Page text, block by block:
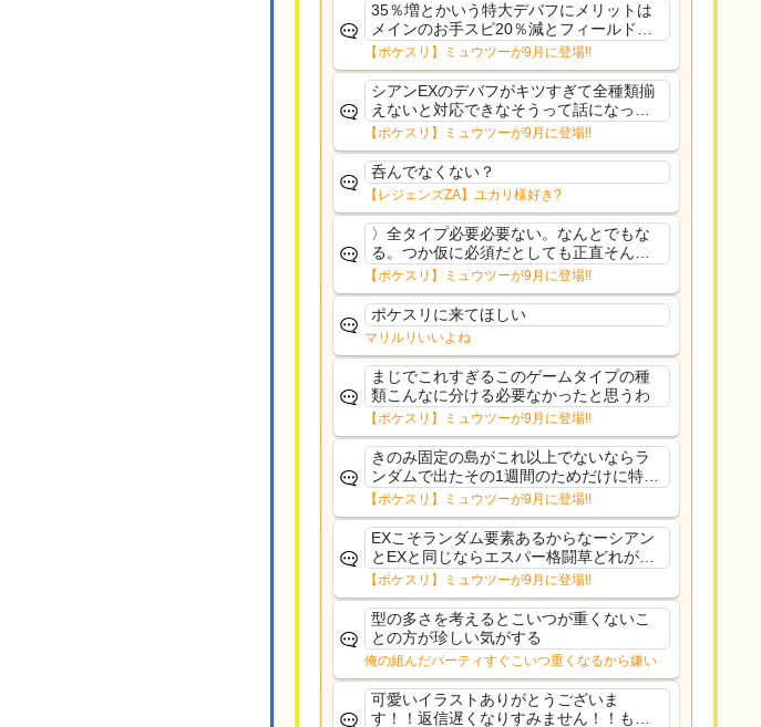
35％増とかいう特大デバフにメリットは
メインのお手スピ20％減とフィールド効
果のみフェアリーノーマルとか引いたら
まともに料理も作れないし終わり控えめ
に言ってカス
【ポケスリ】ミュウツーが9月に登場!!
シアンEXのデバフがキツすぎて全種類揃
えないと対応できなそうって話になって
るわ
【ポケスリ】ミュウツーが9月に登場!!
呑んでなくない？
【レジェンズZA】ユカリ様好き?
〉全タイプ必要必要ない。なんとでもな
る。つか仮に必須だとしても正直そんな
もんに付き合う気は無い。運営は時間の
リソースを甘く見すぎなのよ。ポケスリ
やったことないやろうなと思ってる。〉
ラピスEX最短二年後...
【ポケスリ】ミュウツーが9月に登場!!
ポケスリに来てほしい
マリルリいいよね
まじでこれすぎるこのゲームタイプの種
類こんなに分ける必要なかったと思うわ
【ポケスリ】ミュウツーが9月に登場!!
きのみ固定の島がこれ以上でないならラ
ンダムで出たその1週間のためだけに特定
のタイプにリソース割くのなんだかむな
しい気がするわ出番がないってわけじゃ
ないから無駄ではないんだけど
【ポケスリ】ミュウツーが9月に登場!!
EXこそランダム要素あるからなーシアン
とEXと同じならエスパー格闘草どれが事
前に来るか分からんから、積む必要があ
るミュウツーは使いにくくね？って思っ
た
【ポケスリ】ミュウツーが9月に登場!!
型の多さを考えるとこいつが重くないこ
との方が珍しい気がする
俺の組んだパーティすぐこいつ重くなるから嫌い
可愛いイラストありがとうございま
す！！返信遅くなりすみません！！もう